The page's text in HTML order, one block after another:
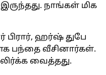
நாங்கள் மிக
பிரார், ஹர்ஷ் துபே
பந்தை வீசினார்கள்.
வைத்தது.